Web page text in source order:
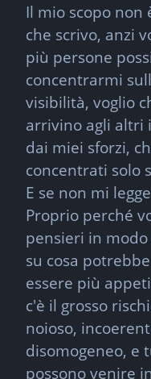
Il mio scopo
che scrivo, anzi
più persone
concentrarmi
visibilità, voglio
arrivino agli altri
dai miei sforzi,
concentrati solo
E se non mi
Proprio perché
pensieri in
su cosa
essere più
c'è il grosso
noioso,
disomogeneo, e
possono venire